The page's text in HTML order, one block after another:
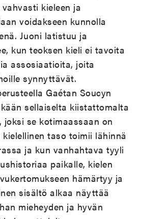
kieleen ja
voidakseen kunnolla
Juoni latistuu ja
kun teoksen kieli ei tavoita
assosiaatioita, joita
synnyttävät.
Gaétan Soucyn
sellaiselta kiistattomalta
joksi se kotimaassaan on
taso toimii lähinnä
ja kun vanhahtava tyyli
paikalle, kielen
hämärtyy ja
sisältö alkaa näyttää
mieheyden ja hyvän